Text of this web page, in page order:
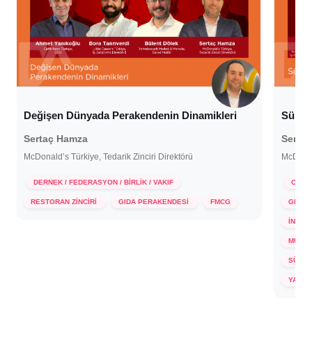
Değişen Dünyada Perakendenin Dinamikleri
Sertaç Hamza
McDonald’s Türkiye, Tedarik Zinciri Direktörü
DERNEK / FEDERASYON / BİRLİK / VAKIF
RESTORAN ZİNCİRİ GIDA PERAKENDESİ FMCG
C-